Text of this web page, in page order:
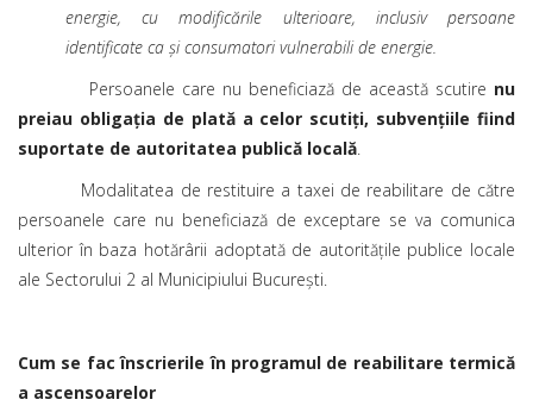
energie, cu modificările ulterioare, inclusiv persoane
identificate ca şi consumatori vulnerabili de energie.
Persoanele care nu beneficiază de această scutire nu
preiau obligația de plată a celor scutiți, subvențiile fiind
suportate de autoritatea publică locală.
Modalitatea de restituire a taxei de reabilitare de către
persoanele care nu beneficiază de exceptare se va comunica
ulterior în baza hotărârii adoptată de autoritățile publice locale
ale Sectorului 2 al Municipiului București.
Cum se fac înscrierile în programul de reabilitare termică
a ascensoarelor